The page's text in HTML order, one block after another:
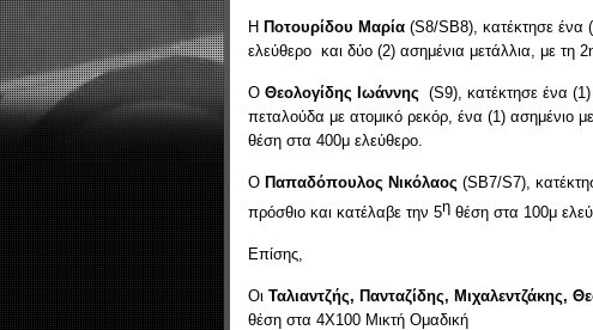
Η Ποτουρίδου Μαρία (S8/SΒ8), κατέκτησε ένα
ελεύθερο και δύο (2) ασημένια μετάλλια, με τη
Ο Θεολογίδης Ιωάννης (S9), κατέκτησε ένα
πεταλούδα με ατομικό ρεκόρ, ένα (1) ασημένιο
θέση στα 400μ ελεύθερο.
Ο Παπαδόπουλος Νικόλαος (SΒ7/S7),
πρόσθιο και κατέλαβε την 5η θέση στα 100μ
Επίσης,
Οι Ταλιαντζής, Πανταζίδης, Μιχαλεντζάκης,
θέση στα 4Χ100 Μικτή Ομαδική